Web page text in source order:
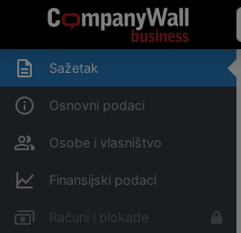
Sažetak
Osnovni podaci
Osobe i vlasništvo
Finansijski podaci
Računi i blokade